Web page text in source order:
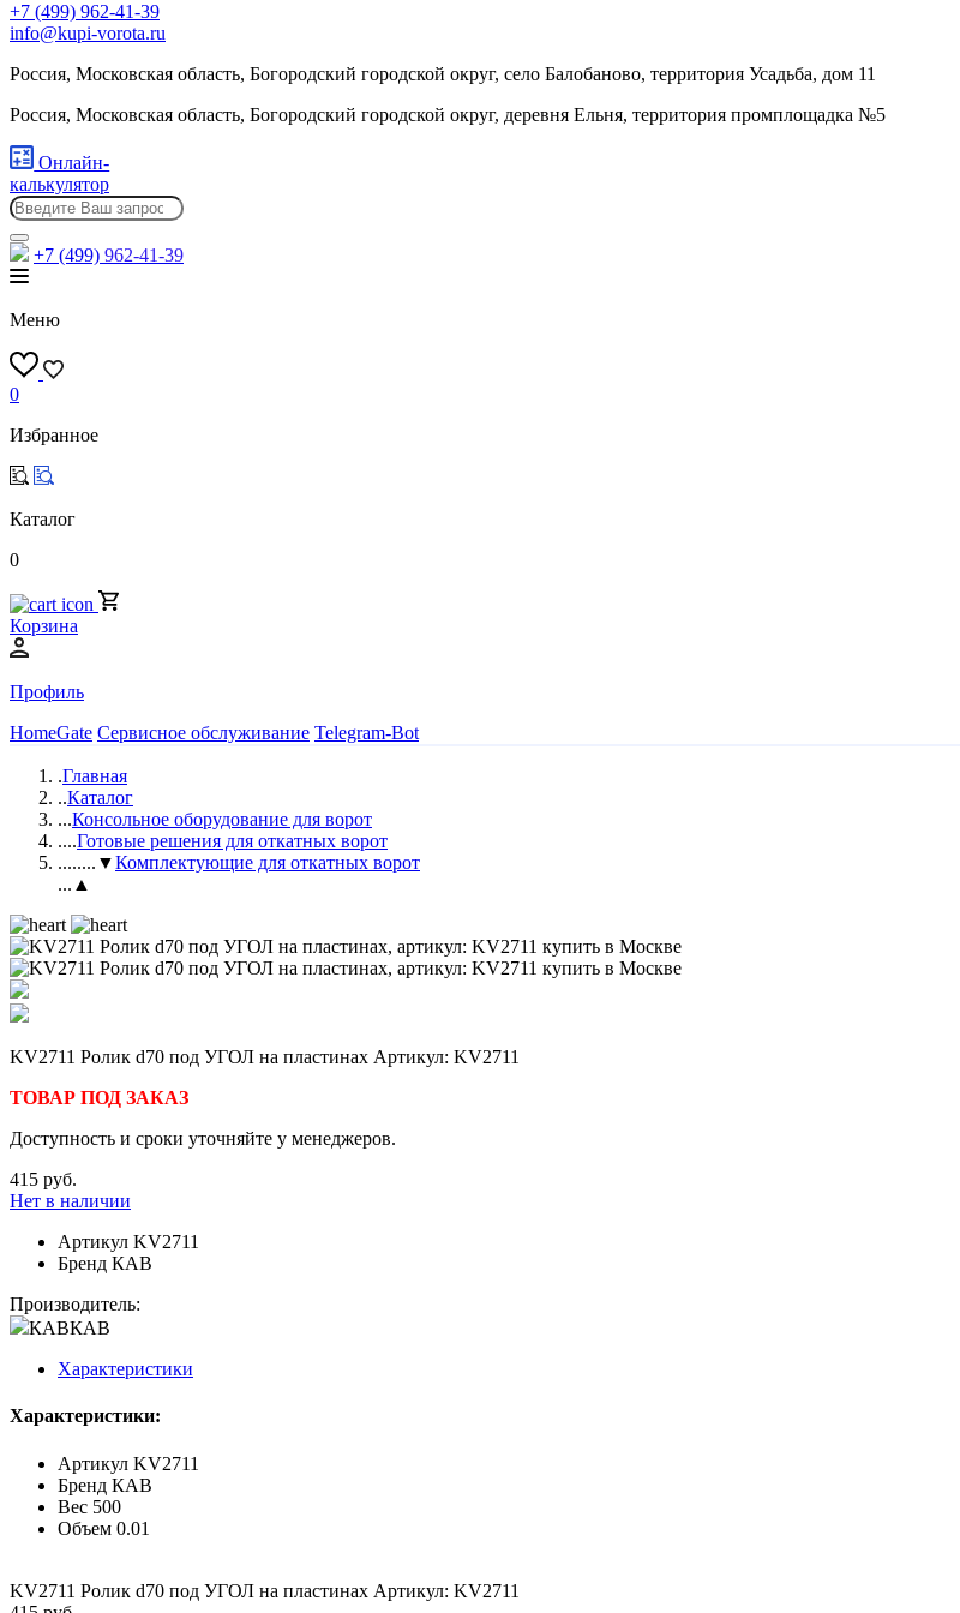
+7 (499) 962-41-39
info@kupi-vorota.ru
Россия, Московская область, Богородский городской округ, село Балобаново, территория Усадьба, дом 11
Россия, Московская область, Богородский городской округ, деревня Ельня, территория промплощадка №5
Онлайн-
калькулятор
+7 (499) 962-41-39
Меню
0
Избранное
Каталог
0
Корзина
Профиль
HomeGate Сервисное обслуживание Telegram-Bot
.Главная
..Каталог
...Консольное оборудование для ворот
....Готовые решения для откатных ворот
........▼Комплектующие для откатных ворот
...▲
KV2711 Ролик d70 под УГОЛ на пластинах Артикул: KV2711
ТОВАР ПОД ЗАКАЗ
Доступность и сроки уточняйте у менеджеров.
415 руб.
Нет в наличии
Артикул KV2711
Бренд КАВ
Производитель:
КАВКАВ
Характеристики
Характеристики:
Артикул KV2711
Бренд КАВ
Вес 500
Объем 0.01
KV2711 Ролик d70 под УГОЛ на пластинах Артикул: KV2711